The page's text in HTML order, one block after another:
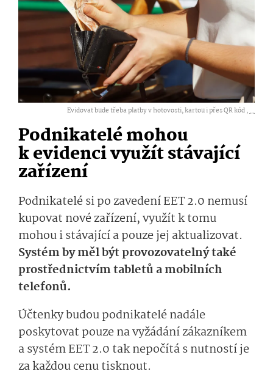
Evidovat bude třeba platby v hotovosti, kartou i přes QR kód ,...
Podnikatelé mohou
k evidenci využít stávající
zařízení
Podnikatelé si po zavedení EET 2.0 nemusí
kupovat nové zařízení, využít k tomu
mohou i stávající a pouze jej aktualizovat.
Systém by měl být provozovatelný také
prostřednictvím tabletů a mobilních
telefonů.
Účtenky budou podnikatelé nadále
poskytovat pouze na vyžádání zákazníkem
a systém EET 2.0 tak nepočítá s nutností je
za každou cenu tisknout.